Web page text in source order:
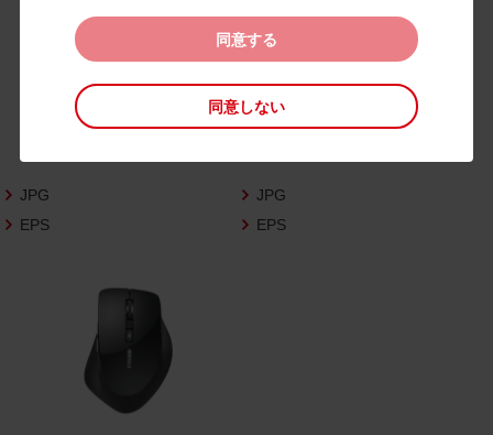
また、当社は、下記のCAD図データ利用規約
（以下「CAD図データ利用規約」といいます）
に同意いただいたお客様に限定して、本CA
D図ダウンロードページで公開している当
いいます）の利用を許諾いたします。
お客様が「同意する」ボタンをクリックされ
た場合、商品写真データ利用規約及びCAD
なお、商品写真データ利用規約及びCAD図
データ利用規約の記載事項は予告なく変更
されることがあります。各データをダウン
ロードする際には最新の規約をご確認くだ
さいますようお願い申し上げます。
同意する
同意しない
JPG
EPS
JPG
EPS